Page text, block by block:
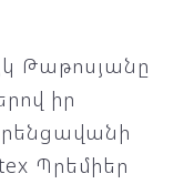
Թաթոսյանը
իր
Պրեմիեր